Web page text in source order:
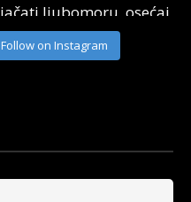
Follow on Instagram